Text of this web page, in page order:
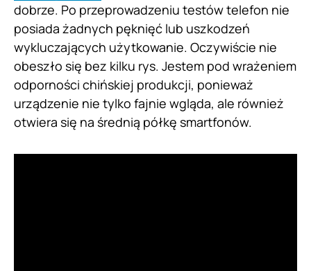
dobrze. Po przeprowadzeniu testów telefon nie
posiada żadnych pęknięć lub uszkodzeń
wykluczających użytkowanie. Oczywiście nie
obeszło się bez kilku rys. Jestem pod wrażeniem
odporności chińskiej produkcji, ponieważ
urządzenie nie tylko fajnie wgląda, ale również
otwiera się na średnią półkę smartfonów.